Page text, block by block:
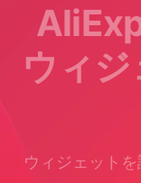
ウィ
ウィジェット